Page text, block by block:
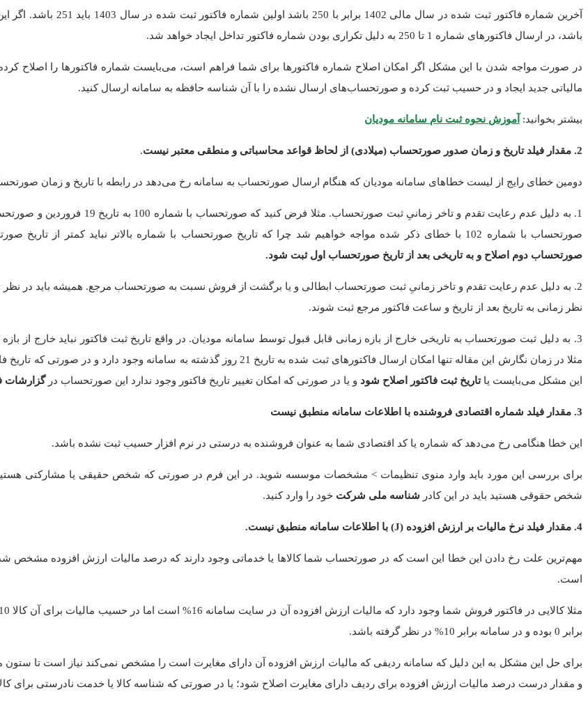
باشد، در ارسال فاکتورهای شماره 1 تا 250 به دلیل تکراری بودن شماره فاکتور تداخل ایجاد خواهد شد.
در صورت مواجه شدن با این مشکل اگر امکان اصلاح شماره فاکتورها برای شما فراهم است، می‌بایست شماره فاکتورها را اصلاح
مالیاتی جدید ایجاد و در حسیب ثبت کرده و صورتحساب‌های ارسال نشده را با آن شناسه حافظه به سامانه ارسال کنید.
بیشتر بخوانید: آموزش نحوه ثبت نام سامانه مودیان
2. مقدار فیلد تاریخ و زمان صدور صورتحساب (میلادی) از لحاظ قواعد محاسباتی و منطقی معتبر نیست .
دومین خطای رایج از لیست خطاهای سامانه مودیان که هنگام ارسال صورتحساب به سامانه رخ می‌دهد در رابطه با تاریخ و زمان
صورتحساب با شماره 102 با خطای ذکر شده مواجه خواهیم شد چرا که تاریخ صورتحساب با شماره بالاتر نباید کمتر از تاریخ صورتحساب با شماره پایین‌تر باشد.
صورتحساب دوم اصلاح و به تاریخی بعد از تاریخ صورتحساب اول ثبت شود.
2. به دلیل عدم رعایت تقدم و تاخر زمانیِ ثبت صورتحساب ابطالی و یا برگشت از فروش نسبت به صورتحساب مرجع. همیشه باید در نظر
نظر زمانی به تاریخ بعد از تاریخ و ساعت فاکتور مرجع ثبت شوند.
3. به دلیل ثبت صورتحساب به تاریخی خارج از بازه زمانی قابل قبول توسط سامانه مودیان. در واقع تاریخ ثبت فاکتور نباید خارج از
مثلا در زمان نگارش این مقاله تنها امکان ارسال فاکتورهای ثبت شده به تاریخ 21 روز
این مشکل می‌بایست یاتاریخ ثبت فاکتور اصلاح شود و یا در صورتی که امکان تغییر تاریخ فاکتور وجود ندارد این صورتحساب درگزارشات
3. مقدار فیلد شماره اقتصادی فروشنده با اطلاعات سامانه منطبق نیست
این خطا هنگامی رخ می‌دهد که شماره یا کد اقتصادی شما به عنوان فروشنده به درستی در نرم افزار حسیب ثبت نشده باشد.
برای بررسی این مورد باید وارد منوی تنظیمات > مشخصات موسسه شوید. در این فرم در صورتی که شخص حقیقی یا مشارکتی
شخص حقوقی هستید باید در این کادر شناسه ملی شرکت خود را وارد کنید.
4. مقدار فیلد نرخ مالیات بر ارزش افزوده (J) با اطلاعات سامانه منطبق نیست.
مهم‌ترین علت رخ دادن این خطا این است که در صورتحساب شما کالاها یا خدماتی وجود دارند که درصد مالیات ارزش افزوده
است.
برابر 0 بوده و در سامانه برابر 10% در نظر گرفته باشد.
برای حل این مشکل به این دلیل که سامانه ردیفی که مالیات ارزش افزوده آن دارای مغایرت است را مشخص نمی‌کند نیاز است تا
و مقدار درست درصد مالیات ارزش افزوده برای ردیف دارای مغایرت اصلاح شود؛ یا در صورتی که شناسه کالا یا خدمت نادرستی برای